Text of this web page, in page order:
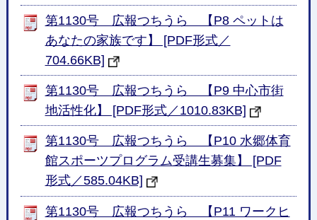
第1130号 広報つちうら 【P8 ペットは
あなたの家族です】 [PDF形式／
704.66KB]
第1130号 広報つちうら 【P9 中心市街
地活性化】 [PDF形式／1010.83KB]
第1130号 広報つちうら 【P10 水郷体育
館スポーツプログラム受講生募集】 [PDF
形式／585.04KB]
第1130号 広報つちうら 【P11 ワークヒ